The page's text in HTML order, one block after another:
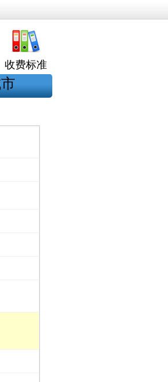
收费标准